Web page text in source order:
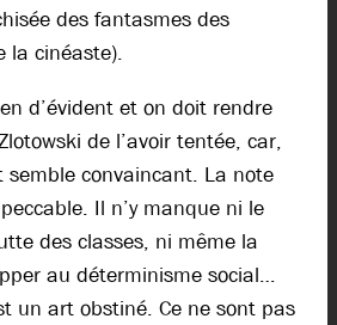
des fantasmes des
la cinéaste).
d’évident et on doit rendre
de l’avoir tentée, car,
convaincant. La note
Il n’y manque ni le
des classes, ni même la
au déterminisme social…
un art obstiné. Ce ne sont pas